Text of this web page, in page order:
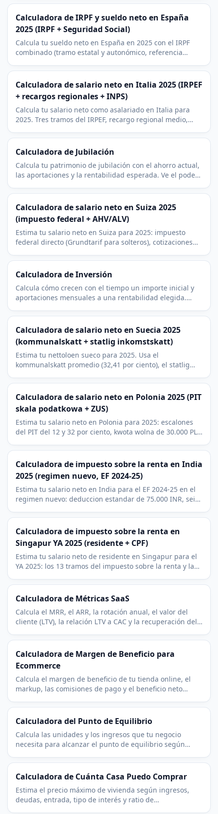
fiscales.
Calculadora de IRPF y sueldo neto en España
2025 (IRPF + Seguridad Social)
Calcula tu sueldo neto en España en 2025 con el IRPF
combinado (tramo estatal y autonómico, referencia
Calculadora de salario neto en Italia 2025 (IRPEF
+ recargos regionales + INPS)
Calcula tu salario neto como asalariado en Italia para
2025. Tres tramos del IRPEF, recargo regional medio,
Calculadora de Jubilación
Calcula tu patrimonio de jubilación con el ahorro actual,
las aportaciones y la rentabilidad esperada. Ve el poder
Calculadora de salario neto en Suiza 2025
(impuesto federal + AHV/ALV)
Estima tu salario neto en Suiza para 2025: impuesto
federal directo (Grundtarif para solteros), cotizaciones
incorpora por separado.
Calculadora de Inversión
Calcula cómo crecen con el tiempo un importe inicial y
aportaciones mensuales a una rentabilidad elegida.
Calculadora de salario neto en Suecia 2025
(kommunalskatt + statlig inkomstskatt)
Estima tu nettoloen sueco para 2025. Usa el
kommunalskatt promedio (32,41 por ciento), el statlig
pensionsavgift.
Calculadora de salario neto en Polonia 2025 (PIT
skala podatkowa + ZUS)
Estima tu salario neto en Polonia para 2025: escalones
del PIT del 12 y 32 por ciento, kwota wolna de 30.000 PLN
Calculadora de impuesto sobre la renta en India
2025 (regimen nuevo, EF 2024-25)
Estima tu salario neto en India para el EF 2024-25 en el
regimen nuevo: deduccion estandar de 75.000 INR, seis
Calculadora de impuesto sobre la renta en
Singapur YA 2025 (residente + CPF)
Estima tu salario neto de residente en Singapur para el
YA 2025: los 13 tramos del impuesto sobre la renta y la
Calculadora de Métricas SaaS
Calcula el MRR, el ARR, la rotación anual, el valor del
cliente (LTV), la relación LTV a CAC y la recuperación del
Calculadora de Margen de Beneficio para
Ecommerce
Calcula el margen de beneficio de tu tienda online, el
markup, las comisiones de pago y el beneficio neto
Calculadora del Punto de Equilibrio
Calcula las unidades y los ingresos que tu negocio
necesita para alcanzar el punto de equilibrio según
Calculadora de Cuánta Casa Puedo Comprar
Estima el precio máximo de vivienda según ingresos,
deudas, entrada, tipo de interés y ratio de